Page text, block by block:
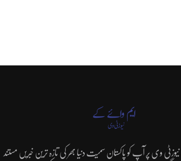
وی پر آپ کو پاکستان سمیت دنیا بھر کی تازہ ترین خبریں مستند